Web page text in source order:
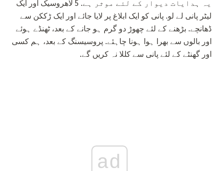
یہ ہدایات دیوار کے لئے موثر ہے. 5 لاھروسیک اور ایک
لیٹر پانی لے لو. پانی کو ایک ابلاغ پر لایا جائے اور ایک ڑککن سے
ڈھانچے. بڑھنے کے لئے چھوڑ دو گرم ہو جانے کے بعد، ٹھنڈے ہوئے
اور بالوں سے بھرا ہوا ہونا چاہئے. پروسیسنگ کے بعد، ہم کسی
اور گھنٹے کے لئے پانی سے کللا نہ کریں گے.
ad